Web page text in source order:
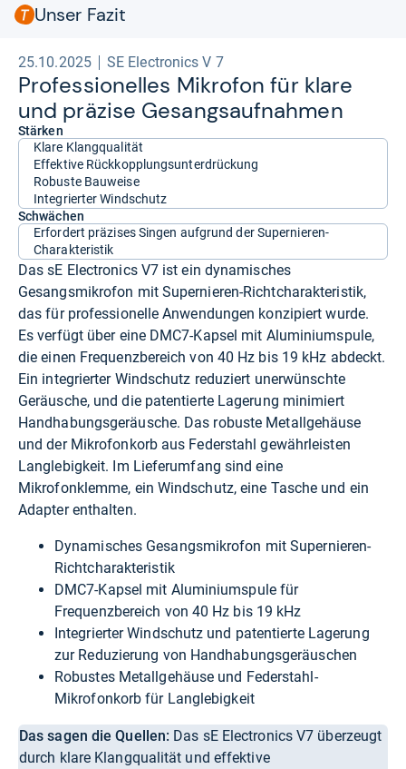
Unser Fazit
25.10.2025 SE Electronics V 7
Pro­fes­sio­nel­les Mikro­fon für klare
und prä­zise Gesangs­auf­nah­men
Stärken
Klare Klangqualität
Effektive Rückkopplungsunterdrückung
Robuste Bauweise
Integrierter Windschutz
Schwächen
Erfordert präzises Singen aufgrund der Supernieren-
Charakteristik
Das sE Electronics V7 ist ein dynamisches
Gesangsmikrofon mit Supernieren-Richtcharakteristik,
das für professionelle Anwendungen konzipiert wurde.
Es verfügt über eine DMC7-Kapsel mit Aluminiumspule,
die einen Frequenzbereich von 40 Hz bis 19 kHz abdeckt.
Ein integrierter Windschutz reduziert unerwünschte
Geräusche, und die patentierte Lagerung minimiert
Handhabungsgeräusche. Das robuste Metallgehäuse
und der Mikrofonkorb aus Federstahl gewährleisten
Langlebigkeit. Im Lieferumfang sind eine
Mikrofonklemme, ein Windschutz, eine Tasche und ein
Adapter enthalten.
Dynamisches Gesangsmikrofon mit Supernieren-
Richtcharakteristik
DMC7-Kapsel mit Aluminiumspule für
Frequenzbereich von 40 Hz bis 19 kHz
Integrierter Windschutz und patentierte Lagerung
zur Reduzierung von Handhabungsgeräuschen
Robustes Metallgehäuse und Federstahl-
Mikrofonkorb für Langlebigkeit
Das sagen die Quellen: Das sE Electronics V7 überzeugt
durch klare Klangqualität und effektive